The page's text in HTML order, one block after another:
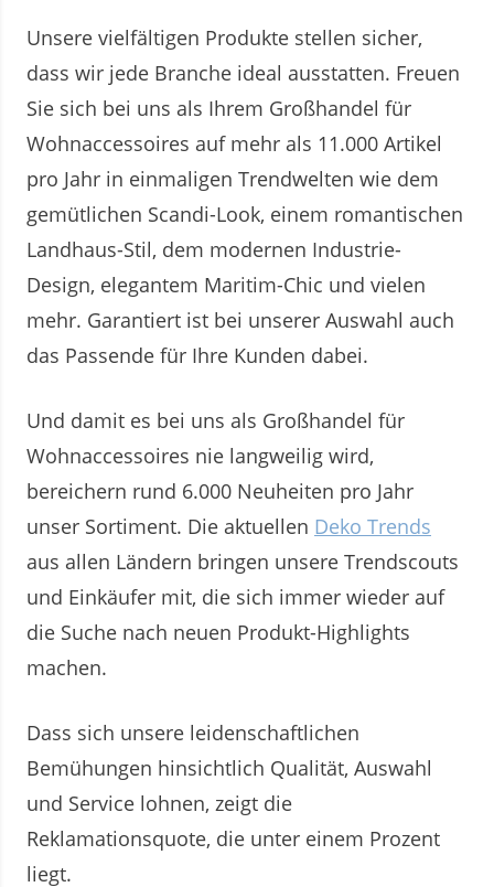
Unsere vielfältigen Produkte stellen sicher,
dass wir jede Branche ideal ausstatten. Freuen
Sie sich bei uns als Ihrem Großhandel für
Wohnaccessoires auf mehr als 11.000 Artikel
pro Jahr in einmaligen Trendwelten wie dem
gemütlichen Scandi-Look, einem romantischen
Landhaus-Stil, dem modernen Industrie-
Design, elegantem Maritim-Chic und vielen
mehr. Garantiert ist bei unserer Auswahl auch
das Passende für Ihre Kunden dabei.
Und damit es bei uns als Großhandel für
Wohnaccessoires nie langweilig wird,
bereichern rund 6.000 Neuheiten pro Jahr
unser Sortiment. Die aktuellen Deko Trends
aus allen Ländern bringen unsere Trendscouts
und Einkäufer mit, die sich immer wieder auf
die Suche nach neuen Produkt-Highlights
machen.
Dass sich unsere leidenschaftlichen
Bemühungen hinsichtlich Qualität, Auswahl
und Service lohnen, zeigt die
Reklamationsquote, die unter einem Prozent
liegt.